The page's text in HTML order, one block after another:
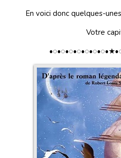
En voici donc quelques-
Votre